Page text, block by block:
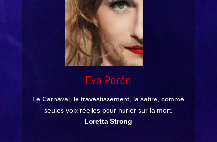
Eva Perón
Le Carnaval, le travestissement, la satire, comme
seules voix réelles pour hurler sur la mort.
Loretta Strong